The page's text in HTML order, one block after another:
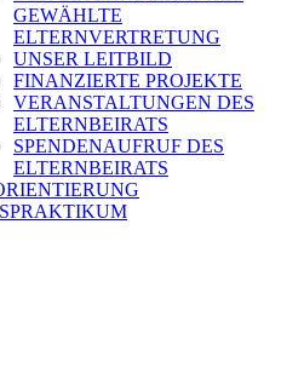
GEWÄHLTE
ELTERNVERTRETUNG
UNSER LEITBILD
FINANZIERTE PROJEKTE
VERANSTALTUNGEN DES
ELTERNBEIRATS
SPENDENAUFRUF DES
ELTERNBEIRATS